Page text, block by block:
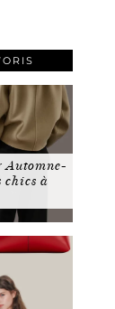
Automne-
chics à